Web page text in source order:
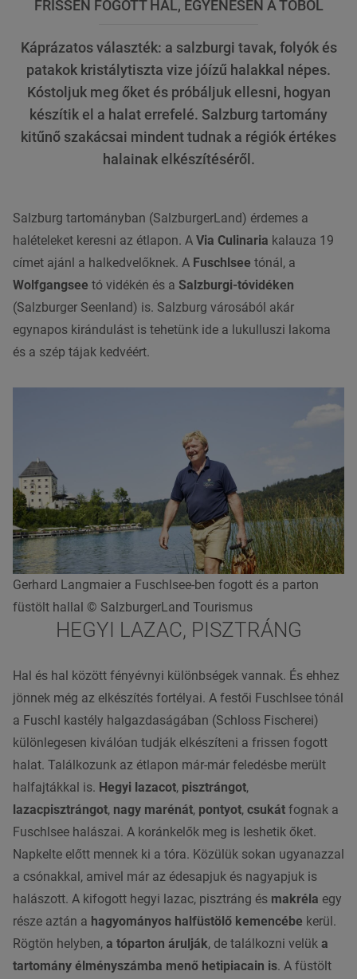
FRISSEN FOGOTT HAL, EGYENESEN A TÓBÓL
Káprázatos választék: a salzburgi tavak, folyók és
patakok kristálytiszta vize jóízű halakkal népes.
Kóstoljuk meg őket és próbáljuk ellesni, hogyan
készítik el a halat errefelé. Salzburg tartomány
kitűnő szakácsai mindent tudnak a régiók értékes
halainak elkészítéséről.
Salzburg tartományban (SalzburgerLand) érdemes a
halételeket keresni az étlapon. A Via Culinaria kalauza 19
címet ajánl a halkedvelőknek. A Fuschlsee tónál, a
Wolfgangsee tó vidékén és a Salzburgi-tóvidéken
(Salzburger Seenland) is. Salzburg városából akár
egynapos kirándulást is tehetünk ide a lukulluszi lakoma
és a szép tájak kedvéért.
Gerhard Langmaier a Fuschlsee-ben fogott és a parton
füstölt hallal © SalzburgerLand Tourismus
HEGYI LAZAC, PISZTRÁNG
Hal és hal között fényévnyi különbségek vannak. És ehhez
jönnek még az elkészítés fortélyai. A festői Fuschlsee tónál
a Fuschl kastély halgazdaságában (Schloss Fischerei)
különlegesen kiválóan tudják elkészíteni a frissen fogott
halat. Találkozunk az étlapon már-már feledésbe merült
halfajtákkal is. Hegyi lazacot, pisztrángot,
lazacpisztrángot, nagy marénát, pontyot, csukát fognak a
Fuschlsee halászai. A koránkelők meg is leshetik őket.
Napkelte előtt mennek ki a tóra. Közülük sokan ugyanazzal
a csónakkal, amivel már az édesapjuk és nagyapjuk is
halászott. A kifogott hegyi lazac, pisztráng és makréla egy
része aztán a hagyományos halfüstölő kemencébe kerül.
Rögtön helyben, a tóparton árulják, de találkozni velük a
tartomány élményszámba menő hetipiacain is. A füstölt